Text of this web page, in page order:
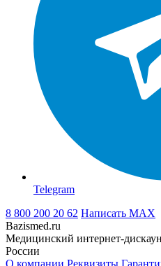
Telegram
8 800 200 20 62 Написать MAX
Bazismed.ru
Медицинский интернет-
России
О компании Реквизиты